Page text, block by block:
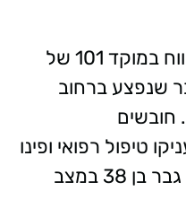
התקבל דיווח במוקד 101 של
שנפצע ברחוב
חובשים
טיפול רפואי ופינו
לבי"ח שמיר-אסף הרופא, גבר בן 38 במצב